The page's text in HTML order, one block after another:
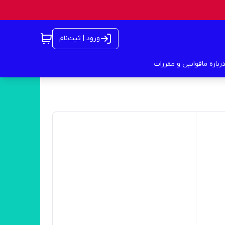
ورود | ثبت‌نام
درباره ماقوانین و مقررات